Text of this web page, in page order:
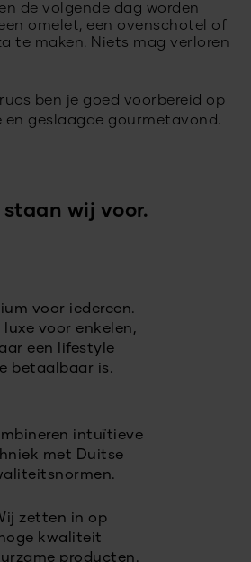
de volgende dag worden
omelet, een ovenschotel of
te maken. Niets mag verloren
ben je goed voorbereid op
en geslaagde gourmetavond.
staan wij voor.
voor iedereen.
luxe voor enkelen,
een lifestyle
betaalbaar is.
intuïtieve
met Duitse
zetten in op
hoge kwaliteit
producten.